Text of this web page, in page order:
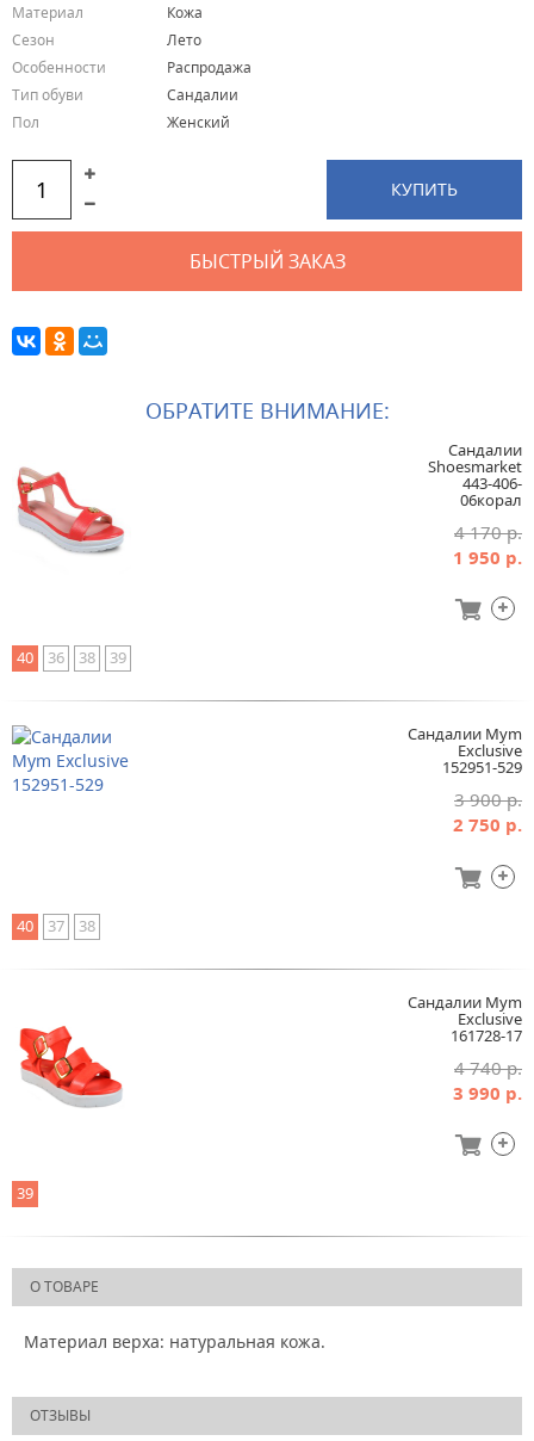
Материал
Кожа
Сезон
Лето
Особенности
Распродажа
Тип обуви
Сандалии
Пол
Женский
КУПИТЬ
БЫСТРЫЙ ЗАКАЗ
ОБРАТИТЕ ВНИМАНИЕ:
Сандалии
Shoesmarket
443-406-
06корал
4 170 р.
1 950 р.
40 36 38 39
Сандалии Mym
Exclusive
152951-529
3 900 р.
2 750 р.
40 37 38
Сандалии Mym
Exclusive
161728-17
4 740 р.
3 990 р.
39
О ТОВАРЕ
Материал верха: натуральная кожа.
ОТЗЫВЫ